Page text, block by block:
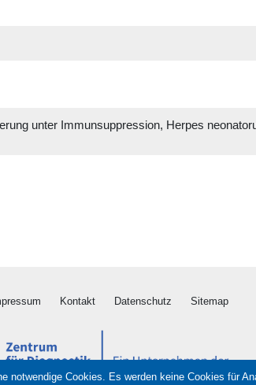
unter Immunsuppression, Herpes
Kontakt Datenschutz Sitemap
notwendige Cookies. Es werden keine Cookies für